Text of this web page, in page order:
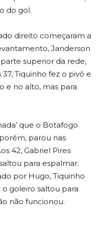
do gol.
direito começaram a
Janderson
superior da rede,
Tiquinho fez o pivô e
e no alto, mas para
que o Botafogo
parou nas
42, Gabriel Pires
para espalmar.
por Hugo, Tiquinho
goleiro saltou para
não funcionou.